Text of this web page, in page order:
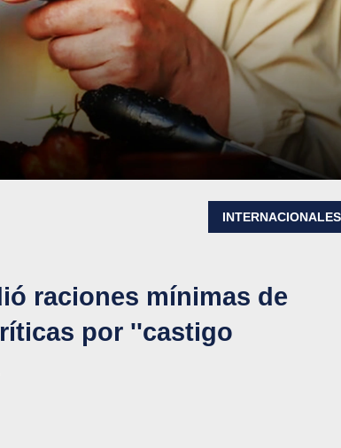
INTERNACIONALES
raciones mínimas de
por ''castigo